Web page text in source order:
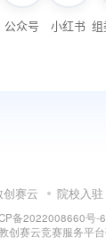
创赛云 院校入驻
备2022008660号-6
创赛云竞赛服务平台